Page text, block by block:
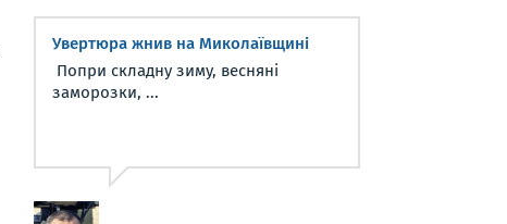
Увертюра жнив на Миколаївщині
Попри складну зиму, весняні
заморозки, ...